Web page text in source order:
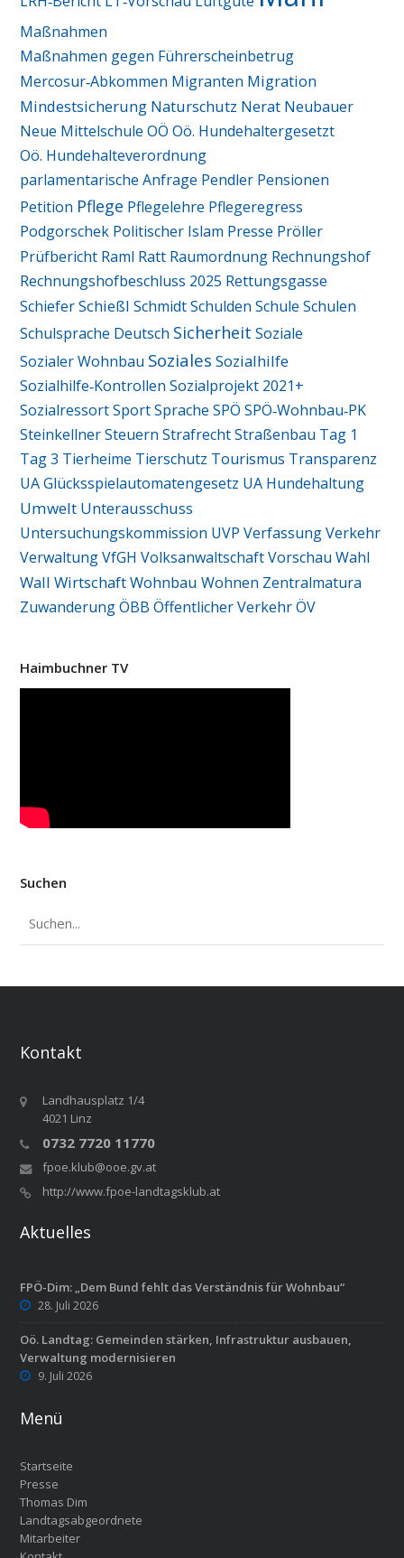
Maßnahmen
Maßnahmen gegen Führerscheinbetrug
Mercosur‑Abkommen Migranten Migration
Mindestsicherung Naturschutz Nerat Neubauer
Neue Mittelschule OÖ Oö. Hundehaltergesetzt
Oö. Hundehalteverordnung
parlamentarische Anfrage Pendler Pensionen
Petition Pflege Pflegelehre Pflegeregress
Podgorschek Politischer Islam Presse Pröller
Prüfbericht Raml Ratt Raumordnung Rechnungshof
Rechnungshofbeschluss 2025 Rettungsgasse
Schiefer Schießl Schmidt Schulden Schule Schulen
Schulsprache Deutsch Sicherheit Soziale
Sozialer Wohnbau Soziales Sozialhilfe
Sozialhilfe‑Kontrollen Sozialprojekt 2021+
Sozialressort Sport Sprache SPÖ SPÖ‑Wohnbau‑PK
Steinkellner Steuern Strafrecht Straßenbau Tag 1
Tag 3 Tierheime Tierschutz Tourismus Transparenz
UA Glücksspielautomatengesetz UA Hundehaltung
Umwelt Unterausschuss
Untersuchungskommission UVP Verfassung Verkehr
Verwaltung VfGH Volksanwaltschaft Vorschau Wahl
Wall WirtschaftWohnbau Wohnen Zentralmatura
Zuwanderung ÖBB Öffentlicher Verkehr ÖV
Haimbuchner TV
Suchen
Kontakt
Landhausplatz 1/4
4021 Linz
0732 7720 11770
fpoe.klub@ooe.gv.at
http://www.fpoe-landtagsklub.at
Aktuelles
FPÖ-Dim: „Dem Bund fehlt das Verständnis für Wohnbau“
28. Juli 2026
Oö. Landtag: Gemeinden stärken, Infrastruktur ausbauen,
Verwaltung modernisieren
9. Juli 2026
Menü
Startseite
Presse
Thomas Dim
Landtagsabgeordnete
Mitarbeiter